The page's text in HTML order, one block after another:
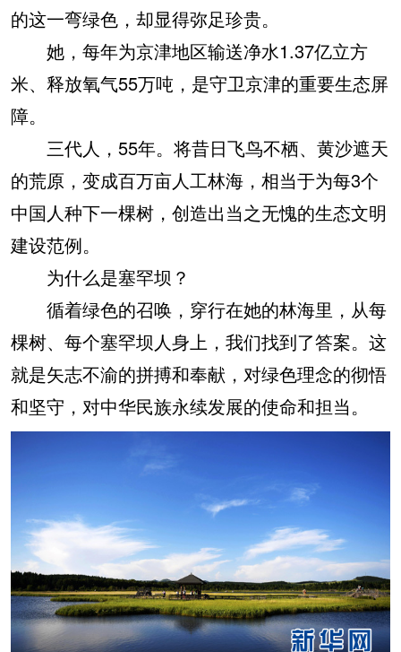
的这一弯绿色，却显得弥足珍贵。
她，每年为京津地区输送净水1.37亿立方
米、释放氧气55万吨，是守卫京津的重要生态屏
障。
三代人，55年。将昔日飞鸟不栖、黄沙遮天
的荒原，变成百万亩人工林海，相当于为每3个
中国人种下一棵树，创造出当之无愧的生态文明
建设范例。
为什么是塞罕坝？
循着绿色的召唤，穿行在她的林海里，从每
棵树、每个塞罕坝人身上，我们找到了答案。这
就是矢志不渝的拼搏和奉献，对绿色理念的彻悟
和坚守，对中华民族永续发展的使命和担当。